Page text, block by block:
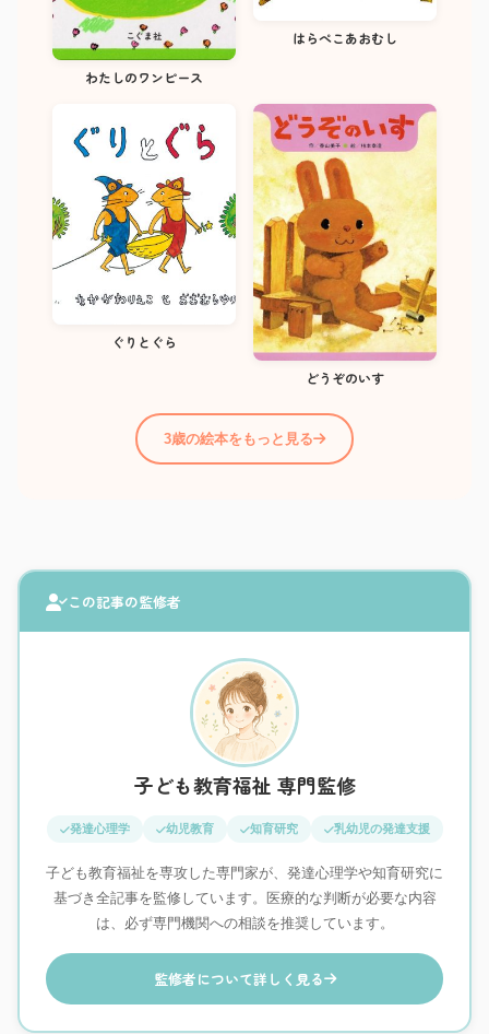
わたしのワンピース
はらぺこあおむし
ぐりとぐら
どうぞのいす
3歳の絵本をもっと見る
この記事の監修者
子ども教育福祉 専門監修
発達心理学 幼児教育 知育研究 乳幼児の発達支援
子ども教育福祉を専攻した専門家が、発達心理学や知育研究に
基づき全記事を監修しています。医療的な判断が必要な内容
は、必ず専門機関への相談を推奨しています。
監修者について詳しく見る